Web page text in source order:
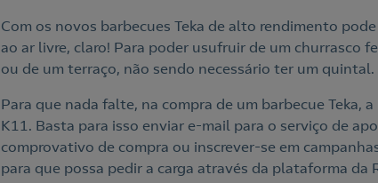
Com os novos barbecues Teka de alto rendimento
ao ar livre, claro! Para poder usufruir de um churrasco
ou de um terraço, não sendo necessário ter um quintal.
Para que nada falte, na compra de um barbecue Teka,
K11. Basta para isso enviar e-mail para o serviço de
comprovativo de compra ou inscrever-se em
para que possa pedir a carga através da plataforma da